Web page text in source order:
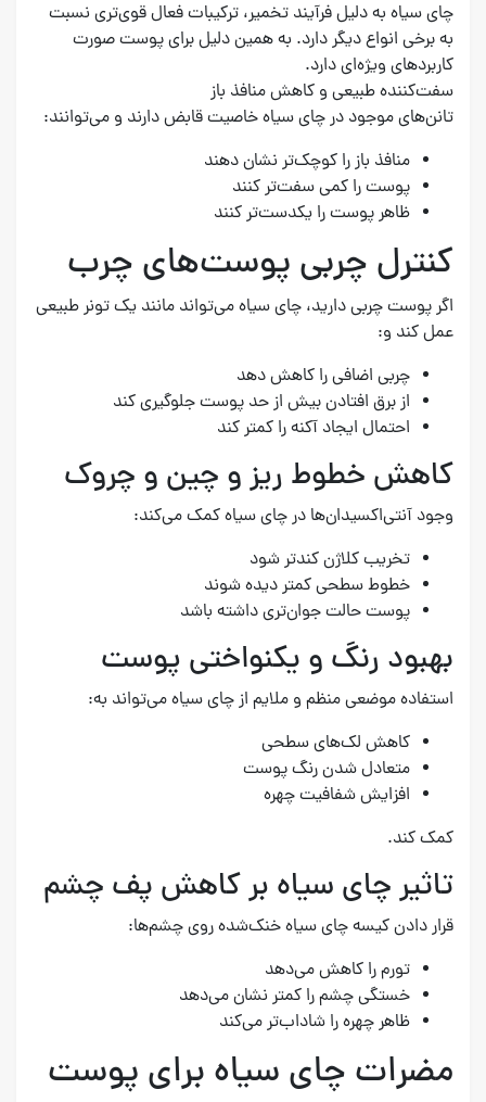
چای سیاه به دلیل فرآیند تخمیر، ترکیبات فعال قوی‌تری نسبت
به برخی انواع دیگر دارد. به همین دلیل برای پوست صورت
کاربردهای ویژه‌ای دارد.
سفت‌کننده طبیعی و کاهش منافذ باز
تانن‌های موجود در چای سیاه خاصیت قابض دارند و می‌توانند:
منافذ باز را کوچک‌تر نشان دهند
پوست را کمی سفت‌تر کنند
ظاهر پوست را یکدست‌تر کنند
کنترل چربی پوست‌های چرب
اگر پوست چربی دارید، چای سیاه می‌تواند مانند یک تونر طبیعی
عمل کند و:
چربی اضافی را کاهش دهد
از برق افتادن بیش از حد پوست جلوگیری کند
احتمال ایجاد آکنه را کمتر کند
کاهش خطوط ریز و چین و چروک
وجود آنتی‌اکسیدان‌ها در چای سیاه کمک می‌کند:
تخریب کلاژن کندتر شود
خطوط سطحی کمتر دیده شوند
پوست حالت جوان‌تری داشته باشد
بهبود رنگ و یکنواختی پوست
استفاده موضعی منظم و ملایم از چای سیاه می‌تواند به:
کاهش لک‌های سطحی
متعادل شدن رنگ پوست
افزایش شفافیت چهره
کمک کند.
تاثیر چای سیاه بر کاهش پف چشم
قرار دادن کیسه چای سیاه خنک‌شده روی چشم‌ها:
تورم را کاهش می‌دهد
خستگی چشم را کمتر نشان می‌دهد
ظاهر چهره را شاداب‌تر می‌کند
مضرات چای سیاه برای پوست